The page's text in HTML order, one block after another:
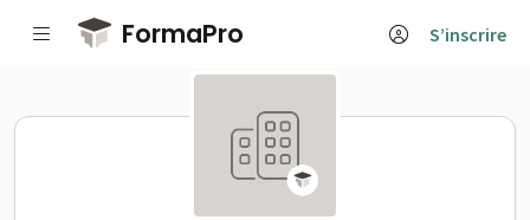
Passer au contenu principal
FormaPro S’inscrire